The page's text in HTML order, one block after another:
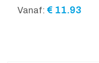
Vanaf: € 11.93